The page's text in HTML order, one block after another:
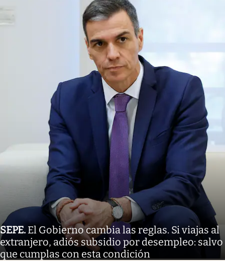
SEPE. El Gobierno cambia las reglas. Si viajas al
extranjero, adiós subsidio por desempleo: salvo
que cumplas con esta condición